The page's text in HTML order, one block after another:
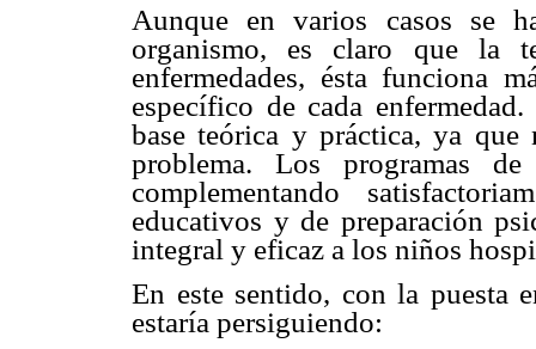
Aunque en varios casos se
organismo, es claro que la
enfermedades, ésta funciona
específico de cada
base teórica y práctica, ya que
problema. Los programas
complementando
educativos y de preparación
integral y eficaz a los niños
En este sentido, con la puesta
estaría persiguiendo: